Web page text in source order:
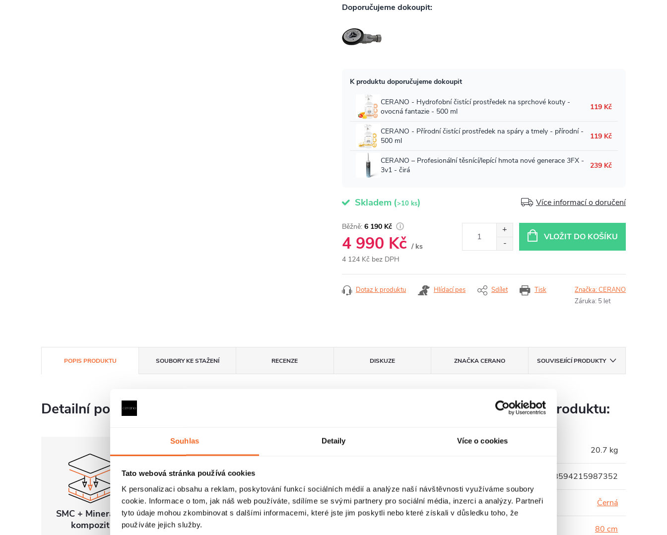
Souhlas Detaily Více o cookies
Tato webová stránka používá cookies
K personalizaci obsahu a reklam, poskytování funkcí sociálních médií a analýze naší návštěvnosti využíváme soubory
cookie. Informace o tom, jak náš web používáte, sdílíme se svými partnery pro sociální média, inzerci a analýzy. Partneři
tyto údaje mohou zkombinovat s dalšími informacemi, které jste jim poskytli nebo které získali v důsledku toho, že
používáte jejich služby.
Skladem (>10 ks) Více informací o doručení
6 190 Kč
4 990 Kč / ks
4 124 Kč bez DPH
VLOŽIT DO KOŠÍKU
Tisk
Dotaz k produktu Hlídací pes Sdílet Značka:CERANO
Záruka: 5 let
POPIS PRODUKTU SOUBORY KE STAŽENÍ RECENZE DISKUZE ZNAČKACERANO SOUVISEJÍCÍ PRODUKTY
Detailní popis produktu
SMC + Minerální
kompozit
Levá i pravá
orientace
Protiskluzový
Perfectclean
Parametry produktu:
20.7 kg
8594215987352
Barva: Černá
80 cm